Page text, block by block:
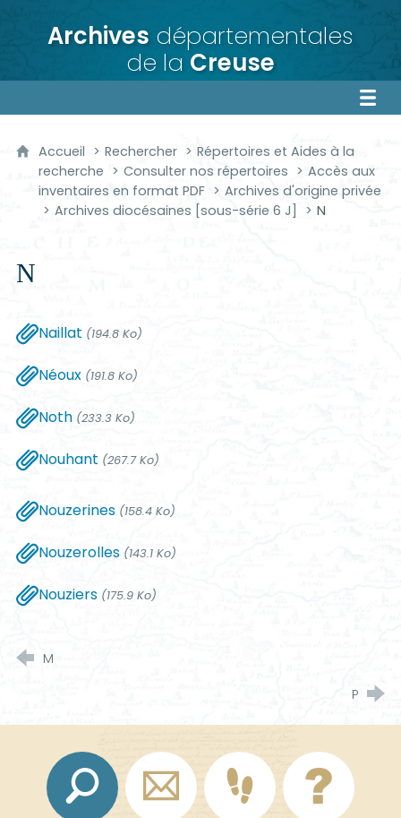
Archives départementales
de la Creuse
Accueil Rechercher
Répertoires et Aides à la
recherche
Consulter nos répertoires
Accès aux
inventaires en format PDF
Archives d'origine privée
Archives diocésaines [sous-série 6 J]
N
N
Naillat (194.8 Ko)
Néoux (191.8 Ko)
Noth (233.3 Ko)
Nouhant (267.7 Ko)
Nouzerines (158.4 Ko)
Nouzerolles (143.1 Ko)
Nouziers (175.9 Ko)
M
P